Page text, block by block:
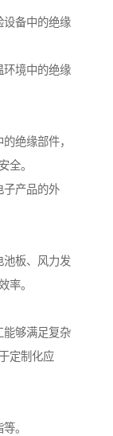
备中的绝缘
境中的绝缘
绝缘部件，
全。
产品的外
板、风力发
率。
够满足复杂
定制化应
。